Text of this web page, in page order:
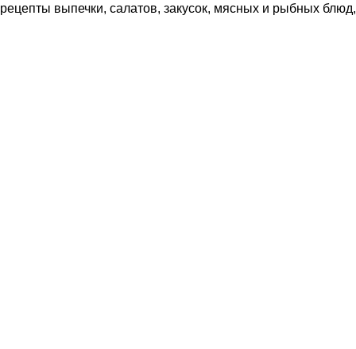
рецепты выпечки, салатов, закусок, мясных и рыбных